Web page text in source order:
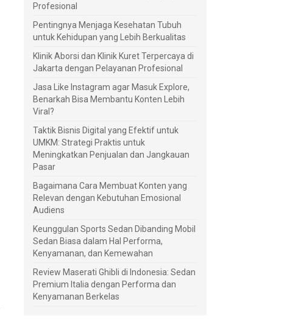
Profesional
Pentingnya Menjaga Kesehatan Tubuh
untuk Kehidupan yang Lebih Berkualitas
Klinik Aborsi dan Klinik Kuret Terpercaya di
Jakarta dengan Pelayanan Profesional
Jasa Like Instagram agar Masuk Explore,
Benarkah Bisa Membantu Konten Lebih
Viral?
Taktik Bisnis Digital yang Efektif untuk
UMKM: Strategi Praktis untuk
Meningkatkan Penjualan dan Jangkauan
Pasar
Bagaimana Cara Membuat Konten yang
Relevan dengan Kebutuhan Emosional
Audiens
Keunggulan Sports Sedan Dibanding Mobil
Sedan Biasa dalam Hal Performa,
Kenyamanan, dan Kemewahan
Review Maserati Ghibli di Indonesia: Sedan
Premium Italia dengan Performa dan
Kenyamanan Berkelas